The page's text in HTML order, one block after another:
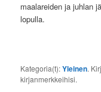
maalareiden ja juhlan
lopulla.
Kategoria(t):Yleinen.
kirjanmerkkeihisi.